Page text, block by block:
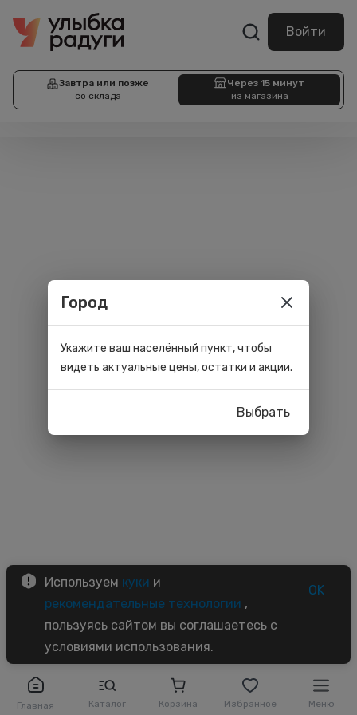
Войти
Завтра или позже
со склада
Через 15 минут
из магазина
Главная Каталог Корзина Избранное Меню
Используем куки и
рекомендательные технологии ,
пользуясь сайтом вы соглашаетесь с
условиями использования.
OK
Город
Укажите ваш населённый пункт, чтобы
видеть актуальные цены, остатки и акции.
Выбрать